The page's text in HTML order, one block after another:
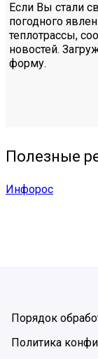
Если Вы стали
погодного
теплотрассы,
новостей.
форму.
Полезные
Инфорос
Порядок
Политика